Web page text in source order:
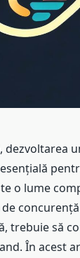
dezvoltarea
o lume
trebuie să
În acest